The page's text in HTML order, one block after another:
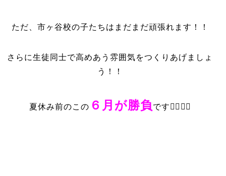
ただ、市ヶ谷校の子たちはまだまだ頑張れます！！
さらに生徒同士で高めあう雰囲気をつくりあげましょ
う！！
夏休み前のこの ６月が勝負 です❤️‍🔥❤️‍🔥